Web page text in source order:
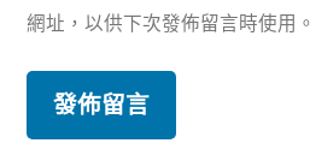
網址，以供下次發佈留言時使用。